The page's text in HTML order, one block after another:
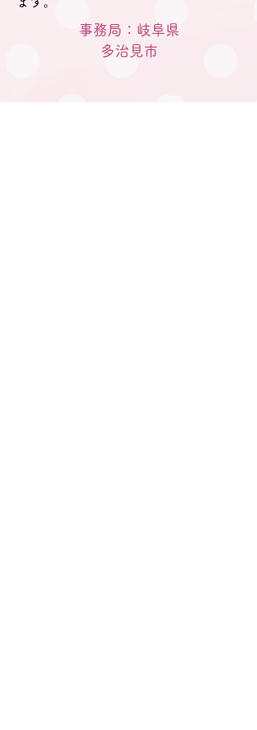
事務局：岐阜県
​多治見市